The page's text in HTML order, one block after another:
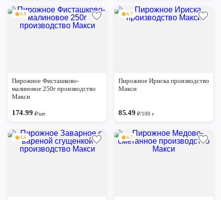
4.8
Пирожное Фисташково-
малиновое 250г производство
Макси
174.99 ₽/шт
4.7
Пирожное Ириска производство
Макси
85.49₽/100 г
4.6 4.7